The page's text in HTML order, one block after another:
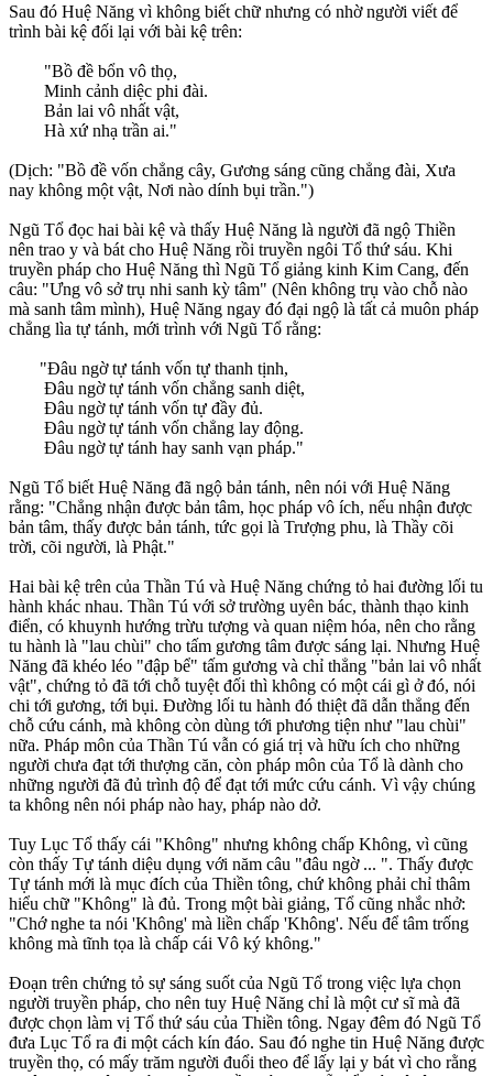
Sau đó Huệ Năng vì không biết chữ nhưng có nhờ người viết để
trình bài kệ đối lại với bài kệ trên:
"Bồ đề bổn vô thọ,
Minh cảnh diệc phi đài.
Bản lai vô nhất vật,
Hà xứ nhạ trần ai."
(Dịch: "Bồ đề vốn chẳng cây, Gương sáng cũng chẳng đài, Xưa
nay không một vật, Nơi nào dính bụi trần.")
Ngũ Tổ đọc hai bài kệ và thấy Huệ Năng là người đã ngộ Thiền
nên trao y và bát cho Huệ Năng rồi truyền ngôi Tổ thứ sáu. Khi
truyền pháp cho Huệ Năng thì Ngũ Tổ giảng kinh Kim Cang, đến
câu: "Ưng vô sở trụ nhi sanh kỳ tâm" (Nên không trụ vào chỗ nào
mà sanh tâm mình), Huệ Năng ngay đó đại ngộ là tất cả muôn pháp
chẳng lìa tự tánh, mới trình với Ngũ Tổ rằng:
"Ðâu ngờ tự tánh vốn tự thanh tịnh,
Ðâu ngờ tự tánh vốn chẳng sanh diệt,
Ðâu ngờ tự tánh vốn tự đầy đủ.
Ðâu ngờ tự tánh vốn chẳng lay động.
Ðâu ngờ tự tánh hay sanh vạn pháp."
Ngũ Tổ biết Huệ Năng đã ngộ bản tánh, nên nói với Huệ Năng
rằng: "Chẳng nhận được bản tâm, học pháp vô ích, nếu nhận được
bản tâm, thấy được bản tánh, tức gọi là Trượng phu, là Thầy cõi
trời, cõi người, là Phật."
Hai bài kệ trên của Thần Tú và Huệ Năng chứng tỏ hai đường lối tu
hành khác nhau. Thần Tú với sở trường uyên bác, thành thạo kinh
điển, có khuynh hướng trừu tượng và quan niệm hóa, nên cho rằng
tu hành là "lau chùi" cho tấm gương tâm được sáng lại. Nhưng Huệ
Năng đã khéo léo "đập bể" tấm gương và chỉ thẳng "bản lai vô nhất
vật", chứng tỏ đã tới chỗ tuyệt đối thì không có một cái gì ở đó, nói
chi tới gương, tới bụi. Ðường lối tu hành đó thiệt đã dẫn thẳng đến
chỗ cứu cánh, mà không còn dùng tới phương tiện như "lau chùi"
nữa. Pháp môn của Thần Tú vẫn có giá trị và hữu ích cho những
người chưa đạt tới thượng căn, còn pháp môn của Tổ là dành cho
những người đã đủ trình độ để đạt tới mức cứu cánh. Vì vậy chúng
ta không nên nói pháp nào hay, pháp nào dở.
Tuy Lục Tổ thấy cái "Không" nhưng không chấp Không, vì cũng
còn thấy Tự tánh diệu dụng với năm câu "đâu ngờ ... ". Thấy được
Tự tánh mới là mục đích của Thiền tông, chứ không phải chỉ thâm
hiểu chữ "Không" là đủ. Trong một bài giảng, Tổ cũng nhắc nhở:
"Chớ nghe ta nói 'Không' mà liền chấp 'Không'. Nếu để tâm trống
không mà tĩnh tọa là chấp cái Vô ký không."
Ðoạn trên chứng tỏ sự sáng suốt của Ngũ Tổ trong việc lựa chọn
người truyền pháp, cho nên tuy Huệ Năng chỉ là một cư sĩ mà đã
được chọn làm vị Tổ thứ sáu của Thiền tông. Ngay đêm đó Ngũ Tổ
đưa Lục Tổ ra đi một cách kín đáo. Sau đó nghe tin Huệ Năng được
truyền thọ, có mấy trăm người đuổi theo để lấy lại y bát vì cho rằng